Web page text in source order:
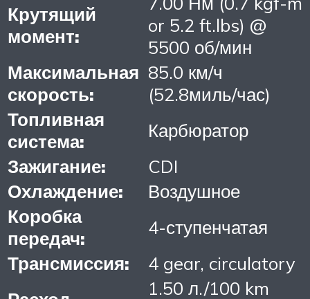
Крутящий
момент:
or 5.2 ft.lbs) @
5500 об/мин
Максимальная
скорость:
85.0 км/ч
(52.8миль/час)
Топливная
система:
Карбюратор
Зажигание:
CDI
Охлаждение:
Воздушное
Коробка
передач:
4-ступенчатая
Трансмиссия:
4 gear, circulatory
1.50 л./100 km